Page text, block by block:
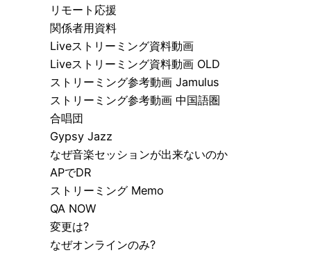
リモート応援
関係者用資料
Liveストリーミング資料動画
Liveストリーミング資料動画 OLD
ストリーミング参考動画 Jamulus
ストリーミング参考動画 中国語圏
合唱団
Gypsy Jazz
なぜ音楽セッションが出来ないのか
APでDR
ストリーミング Memo
QA NOW
変更は?
なぜオンラインのみ?